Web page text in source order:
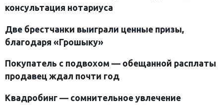
консультация нотариуса
Две брестчанки выиграли ценные призы,
благодаря «Грошыку»
Покупатель с подвохом — обещанной расплаты
продавец ждал почти год
Квадробинг — сомнительное увлечение